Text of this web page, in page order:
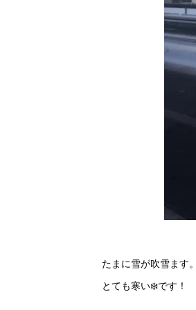
たまに雪が吹雪ます
とても寒い❄️です！